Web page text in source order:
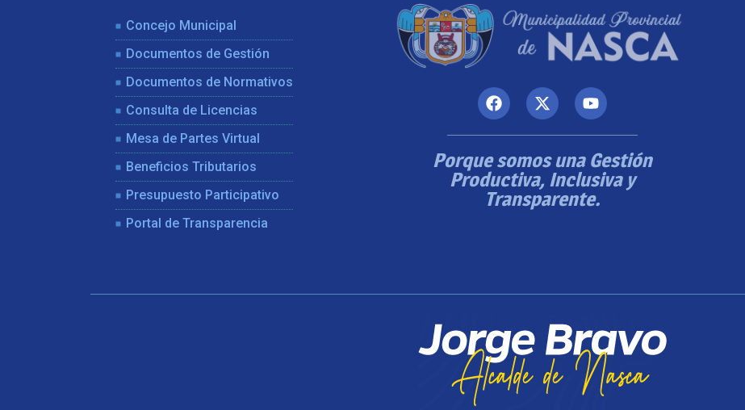
Concejo Municipal
Documentos de Gestión
Documentos de Normativos
Consulta de Licencias
Mesa de Partes Virtual
Beneficios Tributarios
Presupuesto Participativo
Portal de Transparencia
Porque somos una Gestión
Productiva, Inclusiva y
Transparente.